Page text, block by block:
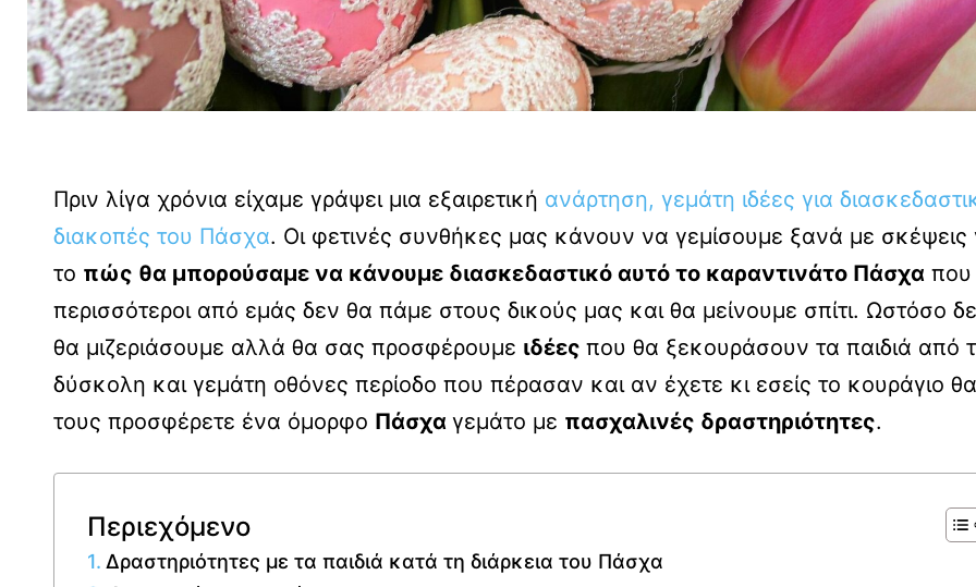
Πριν λίγα χρόνια είχαμε γράψει μια εξαιρετική ανάρτηση, γεμάτη ιδέες για
διακοπές του Πάσχα. Οι φετινές συνθήκες μας κάνουν να γεμίσουμε ξανά με σκέψεις
το πώς θα μπορούσαμε να κάνουμε διασκεδαστικό αυτό το καραντινάτο Πάσχα που
περισσότεροι από εμάς δεν θα πάμε στους δικούς μας και θα μείνουμε σπίτι. Ωστόσο
θα μιζεριάσουμε αλλά θα σας προσφέρουμε ιδέες που θα ξεκουράσουν τα παιδιά από
δύσκολη και γεμάτη οθόνες περίοδο που πέρασαν και αν έχετε κι εσείς το κουράγιο θα
τους προσφέρετε ένα όμορφο Πάσχα γεμάτο με πασχαλινές δραστηριότητες.
Περιεχόμενο
Δραστηριότητες με τα παιδιά κατά τη διάρκεια του Πάσχα